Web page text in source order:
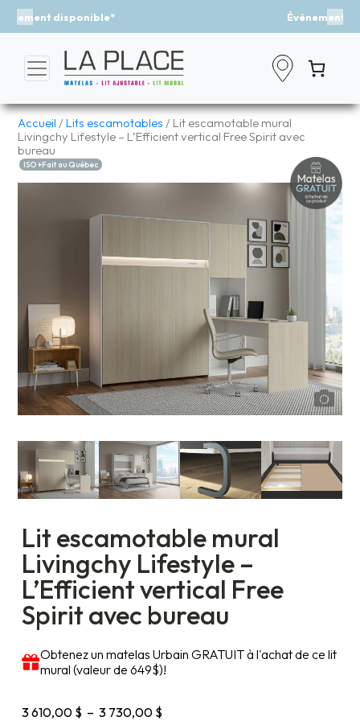
Événement - Un vent de fraîcheur
Previous
Accueil /Lits escamotables / Lit escamotable mural
Livingchy Lifestyle – L’Efficient vertical Free Spirit avec
bureau
ISO +Fait au Québec
Lit escamotable mural
Livingchy Lifestyle –
L’Efficient vertical Free
Spirit avec bureau
Obtenez un matelas Urbain GRATUIT à l'achat de ce lit
mural (valeur de 649$)!
3 610,00 $ – 3 730,00 $